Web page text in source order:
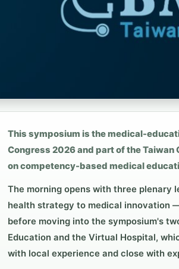
This symposium is the medical-
Congress 2026 and part of the Taiwan
on competency-based medical
The morning opens with three plenary
health strategy to medical innovation
before moving into the symposium's
Education and the Virtual Hospital,
with local experience and close with